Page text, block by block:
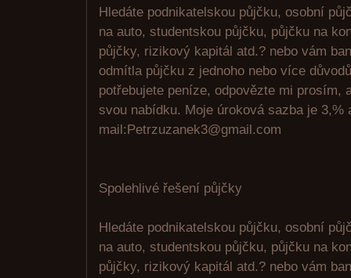
Hledáte podnikatelskou půjčku, osobní
na auto, studentskou půjčku, půjčku na
půjčky, rizikový kapitál atd.? nebo vám
odmítla půjčku z jednoho nebo více
potřebujete peníze, odpovězte mi prosím,
svou nabídku. Moje úroková sazba je 3,%
mail:Petrzuzanek3@gmail.com
Spolehlivé řešení půjčky
Hledáte podnikatelskou půjčku, osobní
na auto, studentskou půjčku, půjčku na
půjčky, rizikový kapitál atd.? nebo vám